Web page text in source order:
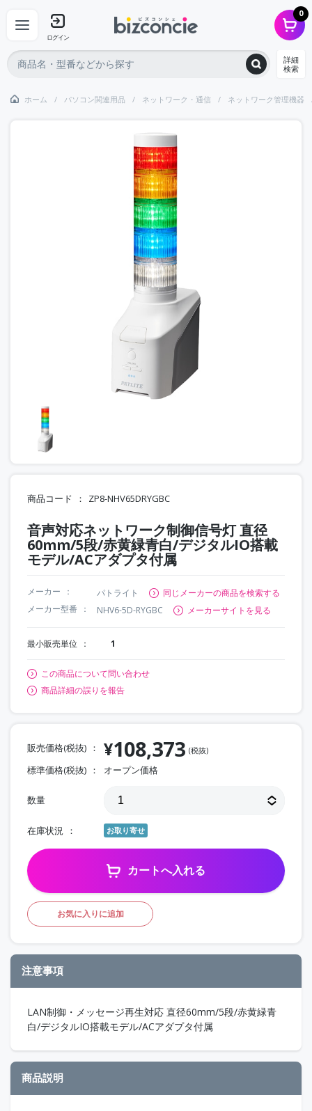
ログイン
0
詳細
検索
ホーム パソコン関連用品 ネットワーク・通信 ネットワーク管理機器
商品コード ZP8-NHV65DRYGBC
音声対応ネットワーク制御信号灯 直径
60mm/5段/赤黄緑青白/デジタルIO搭載
モデル/ACアダプタ付属
メーカー パトライト
同じメーカーの商品を検索する
メーカー型番
NHV6-5D-RYGBC メーカーサイトを見る
最小販売単位 1
この商品について問い合わせ
商品詳細の誤りを報告
販売価格(税抜) ¥108,373 (税抜)
標準価格(税抜) オープン価格
数量
在庫状況 お取り寄せ
カートへ入れる
お気に入りに追加
注意事項
LAN制御・メッセージ再生対応 直径60mm/5段/赤黄緑青
白/デジタルIO搭載モデル/ACアダプタ付属
商品説明